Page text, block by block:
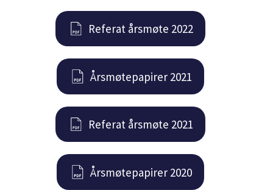
Referat årsmøte 2022
Årsmøtepapirer 2021
Referat årsmøte 2021
Årsmøtepapirer 2020